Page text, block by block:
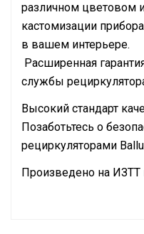
различном цветовом
кастомизации
в вашем интерьере.
Расширенная
службы
Высокий стандарт
Позаботьтесь о
рециркуляторами
Произведено на ИЗТТ